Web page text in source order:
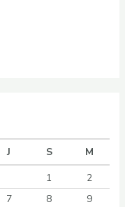
J S
M
1
2
7 8
9